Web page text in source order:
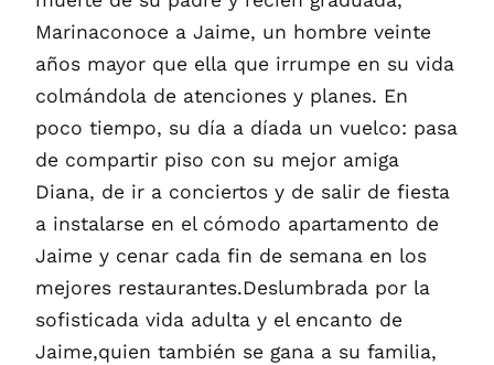
Marinaconoce a Jaime, un hombre veinte
años mayor que ella que irrumpe en su vida
colmándola de atenciones y planes. En
poco tiempo, su día a díada un vuelco: pasa
de compartir piso con su mejor amiga
Diana, de ir a conciertos y de salir de fiesta
a instalarse en el cómodo apartamento de
Jaime y cenar cada fin de semana en los
mejores restaurantes.Deslumbrada por la
sofisticada vida adulta y el encanto de
Jaime,quien también se gana a su familia,